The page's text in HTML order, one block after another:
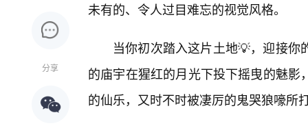
分享
未有的、令人过目难忘的视觉风格。
当你初次踏入这片土地💡，迎接
的庙宇在猩红的月光下投下摇曳的魅
的仙乐，又时不时被凄厉的鬼哭狼嚎所